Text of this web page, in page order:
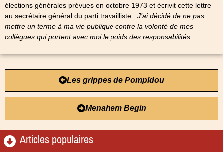
élections générales prévues en octobre 1973 et écrivit cette lettre
au secrétaire général du parti travailliste : J’ai décidé de ne pas
mettre un terme à ma vie publique contre la volonté de mes
collègues qui portent avec moi le poids des responsabilités.
Les grippes de Pompidou
Menahem Begin
Articles populaires